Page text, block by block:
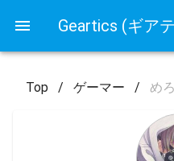
Geartics (ギア
Top / ゲーマー / め